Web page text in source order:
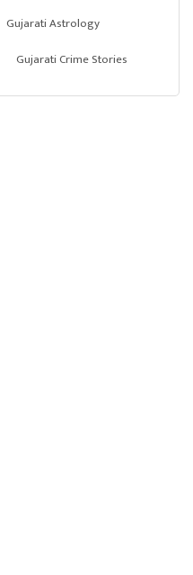
Gujarati Astrology
Gujarati Crime Stories